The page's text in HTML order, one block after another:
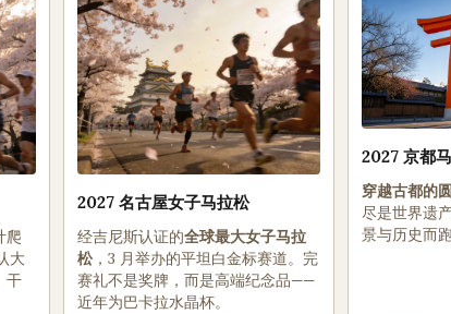
爬
大
干
2027 名古屋女子马拉松
经吉尼斯认证的全球最大女子马拉
松，3 月举办的平坦白金标赛道。完
赛礼不是奖牌，而是高端纪念品——
近年为巴卡拉水晶杯。
2027 京都
穿越古都的
尽是世界遗
景与历史而